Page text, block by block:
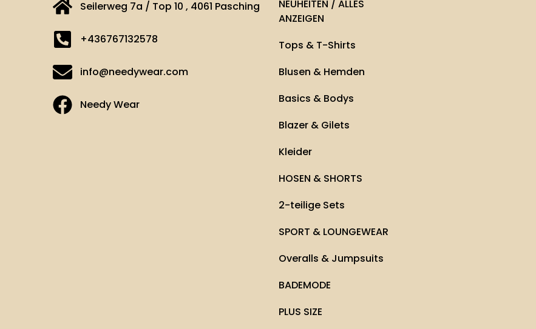
Seilerweg 7a / Top 10 , 4061 Pasching
+436767132578
info@needywear.com
Needy Wear
NEUHEITEN / ALLES
ANZEIGEN
Tops & T-Shirts
Blusen & Hemden
Basics & Bodys
Blazer & Gilets
Kleider
HOSEN & SHORTS
2-teilige Sets
SPORT & LOUNGEWEAR
Overalls & Jumpsuits
BADEMODE
PLUS SIZE